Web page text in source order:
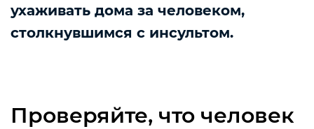
ухаживать дома за человеком,
столкнувшимся с инсультом.
Проверяйте, что человек